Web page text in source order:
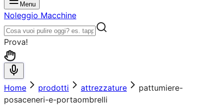
Menu
Noleggio Macchine
Prova!
Home prodotti attrezzature
pattumiere-
posaceneri-e-portaombrelli